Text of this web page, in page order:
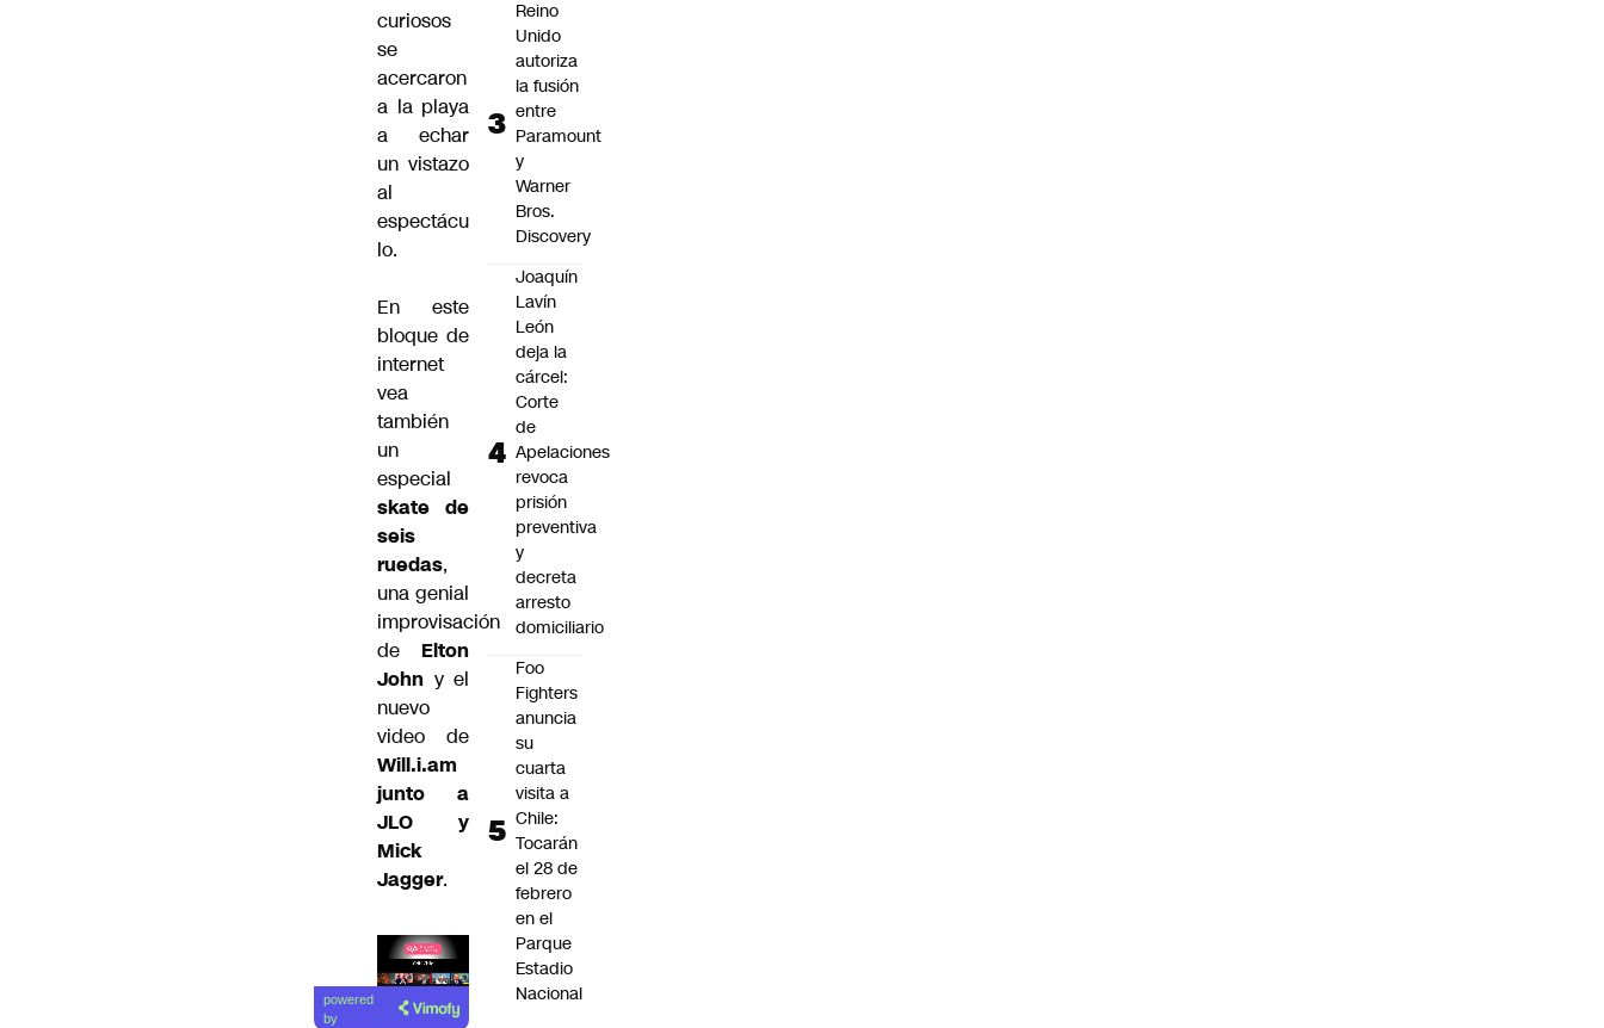
curiosos
se
acercaron
a la playa
a echar
un vistazo
al
espectácu
lo.
En este
bloque de
internet
vea
también
un
especial
skate de
seis
ruedas,
una genial
improvisación
de Elton
John y el
nuevo
video de
Will.i.am
junto a
JLO y
Mick
Jagger.
Lea el
artículo
powered
by
Reino
Unido
autoriza
la fusión
entre
Paramount
y
Warner
Bros.
Discovery
Joaquín
Lavín
León
deja la
cárcel:
Corte
de
Apelaciones
revoca
prisión
preventiva
y
decreta
arresto
domiciliario
Foo
Fighters
anuncia
su
cuarta
visita a
Chile:
Tocarán
el 28 de
febrero
en el
Parque
Estadio
Nacional